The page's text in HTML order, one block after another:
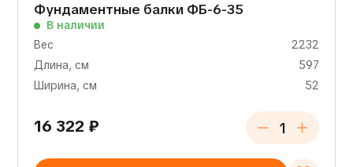
Фундаментные балки ФБ-6-35
В наличии
Вес
2232
Длина, см
597
Ширина, см
52
16 322 ₽